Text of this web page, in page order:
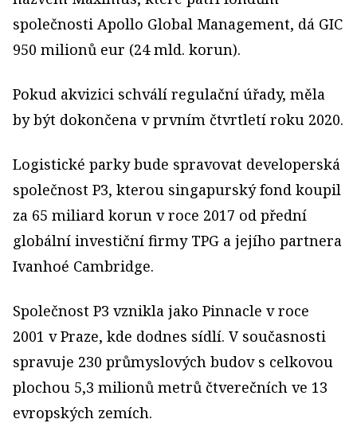
společnosti Apollo Global Management, dá GIC
950 milionů eur (24 mld. korun).
Pokud akvizici schválí regulační úřady, měla
by být dokončena v prvním čtvrtletí roku 2020.
Logistické parky bude spravovat developerská
společnost P3, kterou singapurský fond koupil
za 65 miliard korun v roce 2017 od přední
globální investiční firmy TPG a jejího partnera
Ivanhoé Cambridge.
Společnost P3 vznikla jako Pinnacle v roce
2001 v Praze, kde dodnes sídlí. V současnosti
spravuje 230 průmyslových budov s celkovou
plochou 5,3 milionů metrů čtverečních ve 13
evropských zemích.